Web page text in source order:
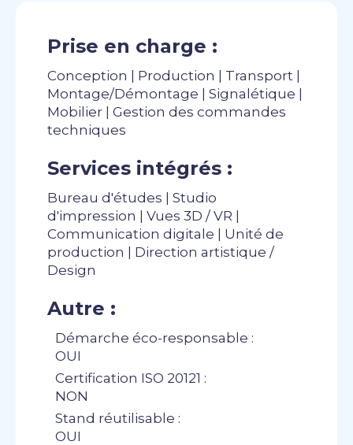
Prise en charge :
Conception | Production | Transport |
Montage/Démontage | Signalétique |
Mobilier | Gestion des commandes
techniques
Services intégrés :
Bureau d'études | Studio
d'impression | Vues 3D / VR |
Communication digitale | Unité de
production | Direction artistique /
Design
Autre :
Démarche éco-responsable :
OUI
Certification ISO 20121 :
NON
Stand réutilisable :
OUI